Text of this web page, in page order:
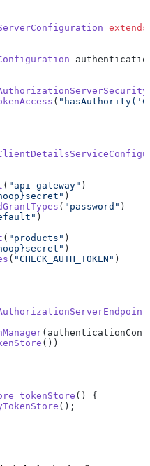
extends
(
( "api-gateway" )
)
( "password" )
)
( "products" )
)
( "CHECK_AUTH_TOKEN" )
())
tokenStore ( ) {
();